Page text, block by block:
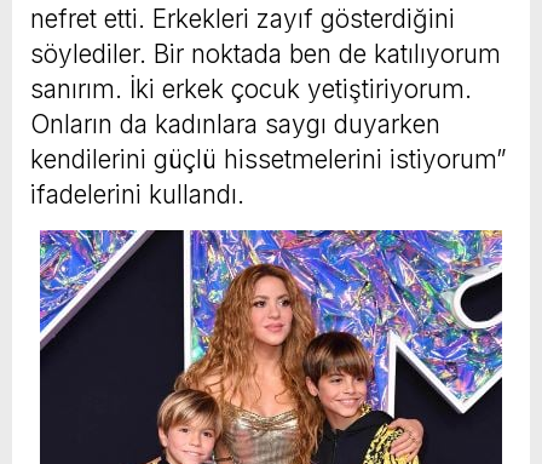
nefret etti. Erkekleri zayıf gösterdiğini
söylediler. Bir noktada ben de katılıyorum
sanırım. İki erkek çocuk yetiştiriyorum.
Onların da kadınlara saygı duyarken
kendilerini güçlü hissetmelerini istiyorum”
ifadelerini kullandı.